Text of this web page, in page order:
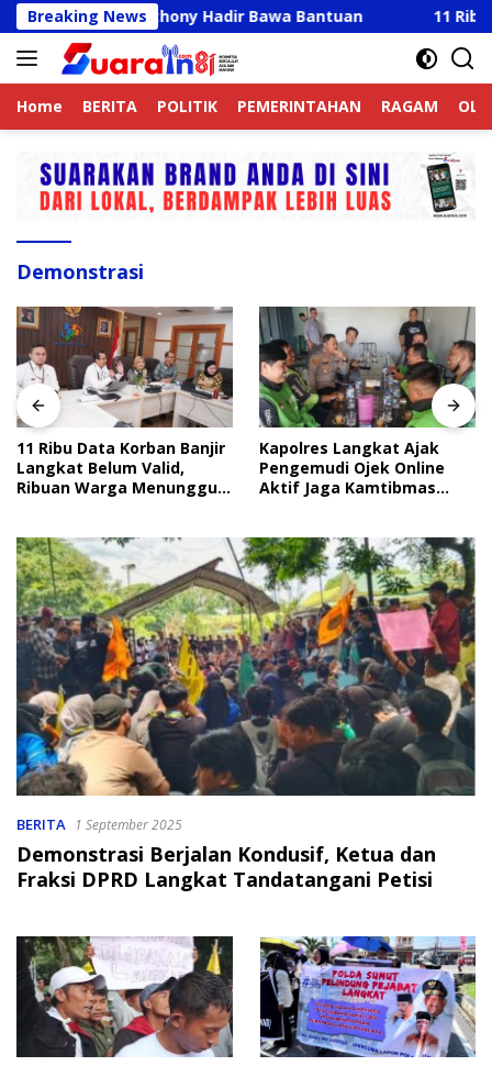
Langsung
ke
konten
Breaking News
Ricky Anthony Hadir Bawa Bantuan 11 Ribu Data
Home BERITA POLITIK PEMERINTAHAN RAGAM
Demonstrasi
11 Ribu Data Korban Banjir
Langkat Belum Valid,
Ribuan Warga Menunggu
Kapolres Langkat Ajak
Pengemudi Ojek Online
Aktif Jaga Kamtibmas
BERITA 1 September 2025
Demonstrasi Berjalan Kondusif, Ketua dan
Fraksi DPRD Langkat Tandatangani Petisi